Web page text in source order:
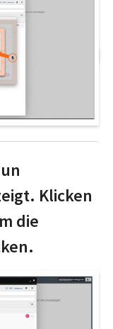
Klicken
die